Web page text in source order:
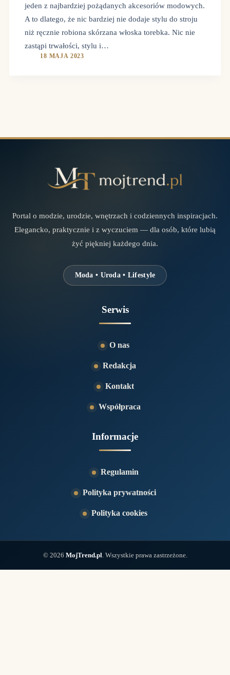
jeden z najbardziej pożądanych akcesoriów modowych.
A to dlatego, że nic bardziej nie dodaje stylu do stroju
niż ręcznie robiona skórzana włoska torebka. Nic nie
zastąpi trwałości, stylu i…
18 MAJA 2023
Portal o modzie, urodzie, wnętrzach i codziennych inspiracjach.
Elegancko, praktycznie i z wyczuciem — dla osób, które lubią
żyć piękniej każdego dnia.
Moda • Uroda • Lifestyle
Serwis
O nas
Redakcja
Kontakt
Współpraca
Informacje
Regulamin
Polityka prywatności
Polityka cookies
© 2026 MojTrend.pl . Wszystkie prawa zastrzeżone.